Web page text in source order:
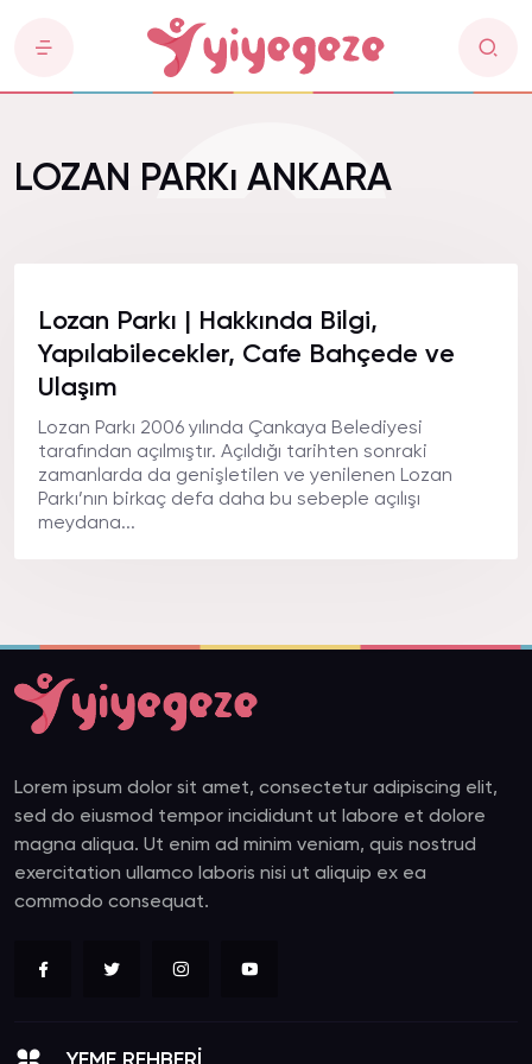
LOZAN PARKı ANKARA
Lozan Parkı | Hakkında Bilgi,
Yapılabilecekler, Cafe Bahçede ve
Ulaşım
Lozan Parkı 2006 yılında Çankaya Belediyesi
tarafından açılmıştır. Açıldığı tarihten sonraki
zamanlarda da genişletilen ve yenilenen Lozan
Parkı’nın birkaç defa daha bu sebeple açılışı
meydana...
Lorem ipsum dolor sit amet, consectetur adipiscing elit,
sed do eiusmod tempor incididunt ut labore et dolore
magna aliqua. Ut enim ad minim veniam, quis nostrud
exercitation ullamco laboris nisi ut aliquip ex ea
commodo consequat.